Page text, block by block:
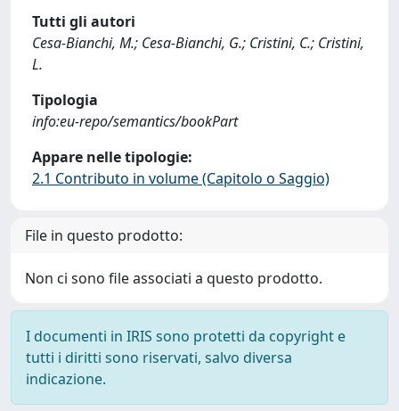
Tutti gli autori
Cesa-Bianchi, M.; Cesa-Bianchi, G.; Cristini, C.; Cristini,
L.
Tipologia
info:eu-repo/semantics/bookPart
Appare nelle tipologie:
2.1 Contributo in volume (Capitolo o Saggio)
File in questo prodotto:
Non ci sono file associati a questo prodotto.
I documenti in IRIS sono protetti da copyright e
tutti i diritti sono riservati, salvo diversa
indicazione.